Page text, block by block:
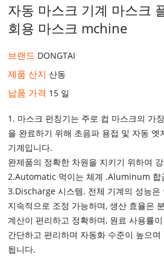
자동 마스크 기계 마스크
회용 마스크 mchine
브랜드 DONGTAI
제품 산지산동
납품 가격 15 일
1. 마스크 펀칭기는 주로 컵 마스크의 가
을 완료하기 위해 초음파 용접 및 자동 엣
기계입니다.
완제품의 정확한 차원을 지키기 위하여
2.Automatic 먹이는 체계 .Aluminum 합
3.Discharge 시스템. 전체 기계의 성능은
지속적으로 조정 가능하며, 생산 효율은
계산이 편리하고 정확하며, 원료 사용률
간단하고 편리하며 자동화 수준이 높으
됩니다.